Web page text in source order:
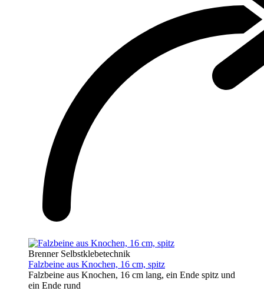
Brenner Selbstklebetechnik
Falzbeine aus Knochen, 16 cm, spitz
Falzbeine aus Knochen, 16 cm lang, ein Ende spitz und
ein Ende rund